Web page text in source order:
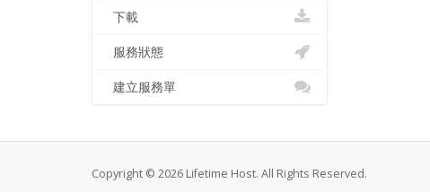
下載
服務狀態
建立服務單
Copyright © 2026 Lifetime Host. All Rights Reserved.